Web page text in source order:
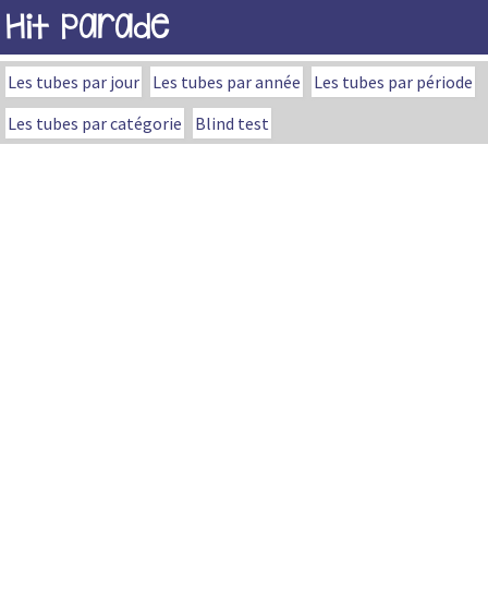
Hit Parade
Les tubes par jour Les tubes par année
Les tubes par période
Les tubes par catégorie
Blind test